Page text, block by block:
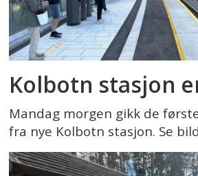
Kolbotn stasjon
Mandag morgen gikk de
fra nye Kolbotn stasjon. Se